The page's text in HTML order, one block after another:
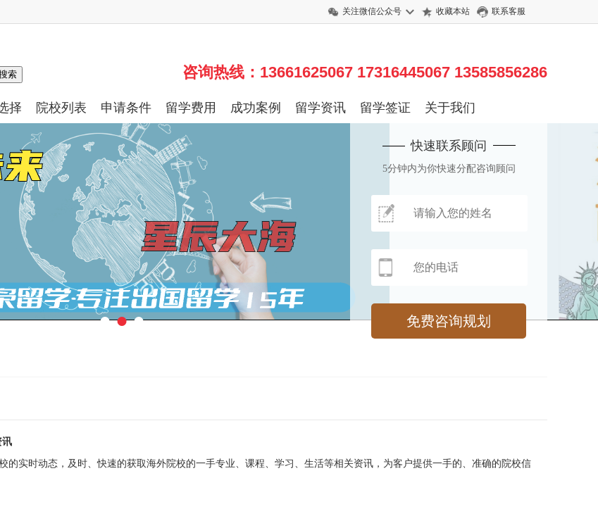
关注微信公众号 收藏本站 联系客服
索 咨询热线：13661625067 17316445067 13585856286
择 院校列表 申请条件 留学费用 成功案例 留学资讯 留学签证 关于我们
快速联系顾问
5分钟内为你快速分配咨询顾问
●●●
讯
的实时动态，及时、快速的获取海外院校的一手专业、课程、学习、生活等相关资讯，为客户提供一手的、准确的院校信